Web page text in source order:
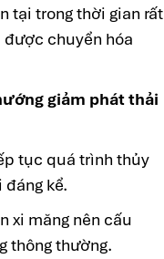
tại trong thời gian rất
được chuyển hóa
giảm phát thải
tục quá trình thủy
kể.
xi măng nên cấu
thông thường.